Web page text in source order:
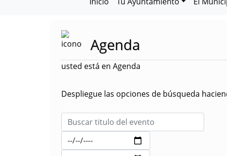
Agenda
usted está en Agenda
Despliegue las opciones de búsqueda